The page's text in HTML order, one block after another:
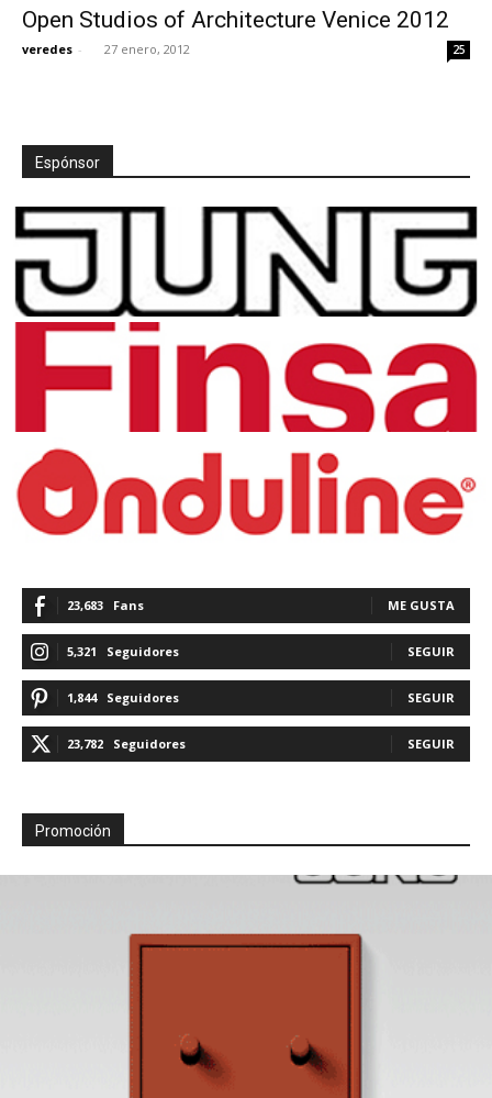
Open Studios of Architecture Venice 2012
veredes - 27 enero, 2012 25
Espónsor
23,683 Fans ME GUSTA
5,321 Seguidores SEGUIR
1,844 Seguidores SEGUIR
23,782 Seguidores SEGUIR
Promoción